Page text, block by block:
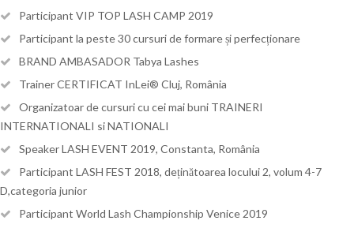
Participant VIP TOP LASH CAMP 2019
Participant la peste 30 cursuri de formare și perfecționare
BRAND AMBASADOR Tabya Lashes
Trainer CERTIFICAT InLei® Cluj, România
Organizatoar de cursuri cu cei mai buni TRAINERI
INTERNATIONALI si NATIONALI
Speaker LASH EVENT 2019, Constanta, România
Participant LASH FEST 2018, deținătoarea locului 2, volum 4-7
D,categoria junior
Participant World Lash Championship Venice 2019